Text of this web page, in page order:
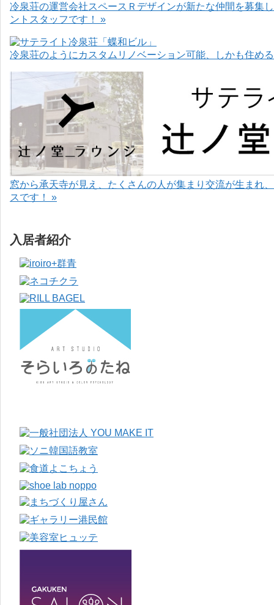
冷泉荘の運営会社スペースＲデザインが新たな仲間を募集
ントスタッフです！ »
冷泉荘のようにカスタムリノベーション可能、しかも住め
窓から承天寺が見え、たくさんの人が集まり交流が生まれ
スです！ »
入居者紹介